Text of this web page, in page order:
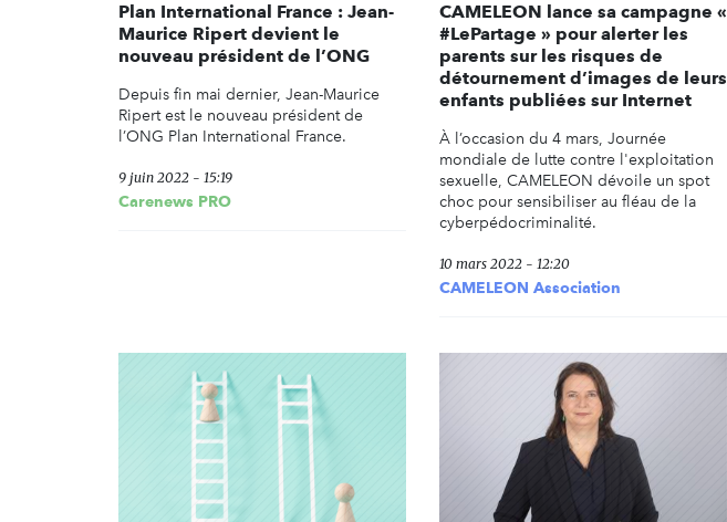
Plan International France : Jean-
Maurice Ripert devient le
nouveau président de l’ONG
Depuis fin mai dernier, Jean-Maurice
Ripert est le nouveau président de
l’ONG Plan International France.
9 juin 2022 - 15:19
Carenews PRO
CAMELEON lance sa campagne «
#LePartage » pour alerter les
parents sur les risques de
détournement d’images de leurs
enfants publiées sur Internet
À l’occasion du 4 mars, Journée
mondiale de lutte contre l'exploitation
sexuelle, CAMELEON dévoile un spot
choc pour sensibiliser au fléau de la
cyberpédocriminalité.
10 mars 2022 - 12:20
CAMELEON Association